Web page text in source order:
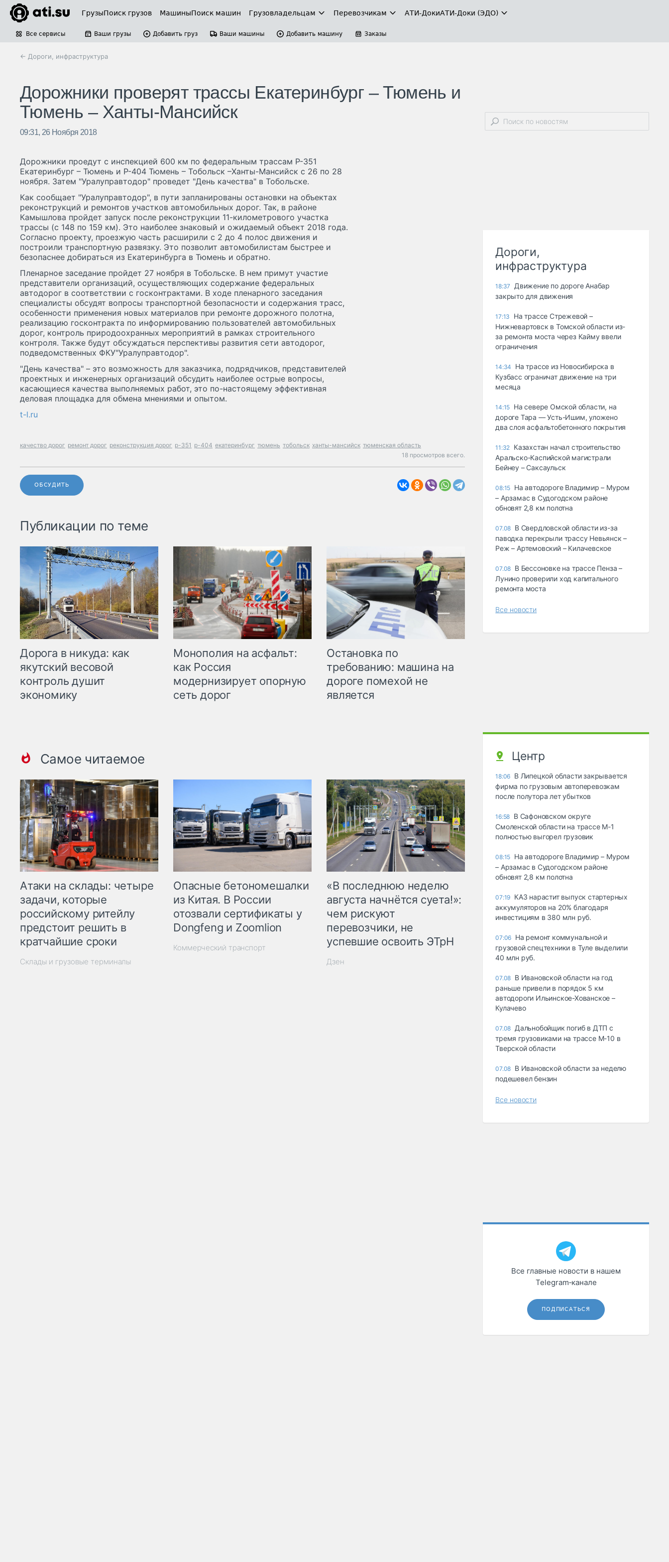
ГрузыПоиск грузов МашиныПоиск машин Грузовладельцам Перевозчикам АТИ-ДокиАТИ-Доки (ЭДО)
Все сервисы Ваши грузы Добавить груз Ваши машины Добавить машину Заказы
← Дороги, инфраструктура
Дорожники проверят трассы Екатеринбург – Тюмень и
Тюмень – Ханты-Мансийск
09:31, 26 Ноября 2018
Дорожники проедут с инспекцией 600 км по федеральным трассам Р-351
Екатеринбург – Тюмень и Р-404 Тюмень – Тобольск –Ханты-Мансийск с 26 по 28
ноября. Затем "Уралуправтодор" проведет "День качества" в Тобольске.
Как сообщает "Уралуправтодор", в пути запланированы остановки на объектах
реконструкций и ремонтов участков автомобильных дорог. Так, в районе
Камышлова пройдет запуск после реконструкции 11-километрового участка
трассы (с 148 по 159 км). Это наиболее знаковый и ожидаемый объект 2018 года.
Согласно проекту, проезжую часть расширили с 2 до 4 полос движения и
построили транспортную развязку. Это позволит автомобилистам быстрее и
безопаснее добираться из Екатеринбурга в Тюмень и обратно.
Пленарное заседание пройдет 27 ноября в Тобольске. В нем примут участие
представители организаций, осуществляющих содержание федеральных
автодорог в соответствии с госконтрактами. В ходе пленарного заседания
специалисты обсудят вопросы транспортной безопасности и содержания трасс,
особенности применения новых материалов при ремонте дорожного полотна,
реализацию госконтракта по информированию пользователей автомобильных
дорог, контроль природоохранных мероприятий в рамках строительного
контроля. Также будут обсуждаться перспективы развития сети автодорог,
подведомственных ФКУ"Уралуправтодор".
"День качества" – это возможность для заказчика, подрядчиков, представителей
проектных и инженерных организаций обсудить наиболее острые вопросы,
касающиеся качества выполняемых работ, это по-настоящему эффективная
деловая площадка для обмена мнениями и опытом.
t-l.ru
качество дорог ремонт дорог реконструкция дорог р-351 р-404 екатеринбург тюмень тобольск ханты-мансийск тюменская область
18 просмотров всего.
ОБСУДИТЬ
Публикации по теме
Дорога в никуда: как
якутский весовой
контроль душит
экономику
Монополия на асфальт:
как Россия
модернизирует опорную
сеть дорог
Остановка по
требованию: машина на
дороге помехой не
является
Самое читаемое
Атаки на склады: четыре
задачи, которые
российскому ритейлу
предстоит решить в
кратчайшие сроки
Склады и грузовые терминалы
Опасные бетономешалки
из Китая. В России
отозвали сертификаты у
Dongfeng и Zoomlion
Коммерческий транспорт
«В последнюю неделю
августа начнётся суета!»:
чем рискуют
перевозчики, не
успевшие освоить ЭТрН
Дзен
Дороги,
инфраструктура
18:37
Движение по дороге Анабар
закрыто для движения
17:13
На трассе Стрежевой –
Нижневартовск в Томской области из-
за ремонта моста через Кайму ввели
ограничения
14:34
На трассе из Новосибирска в
Кузбасс ограничат движение на три
месяца
14:15 На севере Омской области, на
дороге Тара — Усть-Ишим, уложено
два слоя асфальтобетонного покрытия
11:32 Казахстан начал строительство
Аральско-Каспийской магистрали
Бейнеу – Саксаульск
08:15 На автодороге Владимир – Муром
– Арзамас в Судогодском районе
обновят 2,8 км полотна
07.08 В Свердловской области из-за
паводка перекрыли трассу Невьянск –
Реж – Артемовский – Килачевское
07.08 В Бессоновке на трассе Пенза –
Лунино проверили ход капитального
ремонта моста
Все новости
Центр
18:06 В Липецкой области закрывается
фирма по грузовым автоперевозкам
после полутора лет убытков
16:58 В Сафоновском округе
Смоленской области на трассе М-1
полностью выгорел грузовик
08:15 На автодороге Владимир – Муром
– Арзамас в Судогодском районе
обновят 2,8 км полотна
07:19 КАЗ нарастит выпуск стартерных
аккумуляторов на 20% благодаря
инвестициям в 380 млн руб.
07:06 На ремонт коммунальной и
грузовой спецтехники в Туле выделили
40 млн руб.
07.08 В Ивановской области на год
раньше привели в порядок 5 км
автодороги Ильинское-Хованское –
Кулачево
07.08 Дальнобойщик погиб в ДТП с
тремя грузовиками на трассе М-10 в
Тверской области
07.08 В Ивановской области за неделю
подешевел бензин
Все новости
Все главные новости в нашем
Telegram‑канале
ПОДПИСАТЬСЯ